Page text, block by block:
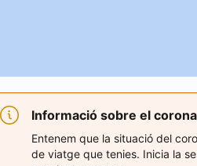
Informació sobre el
Entenem que la situació del
de viatge que tenies. Inicia la